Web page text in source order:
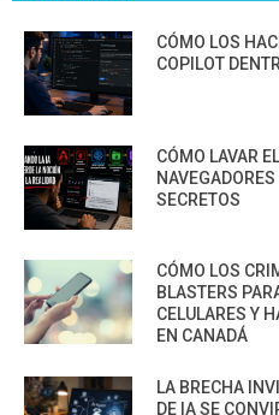
CÓMO LOS
COPILOT
CÓMO LAVAR
SECRETOS
CÓMO LOS
BLASTERS
CELULARES Y
EN CANADÁ
LA BRECHA
DE IA SE